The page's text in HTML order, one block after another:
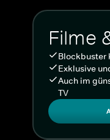
Filme
Blockbuster
Exklusive
Auch im
TV